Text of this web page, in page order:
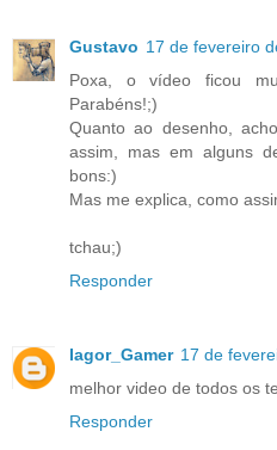
Gustavo 17 de fevereiro
Poxa, o vídeo ficou
Parabéns!;)
Quanto ao desenho,
assim, mas em alguns
bons:)
Mas me explica, como
tchau;)
Responder
Iagor_Gamer 17 de
melhor video de todos os
Responder